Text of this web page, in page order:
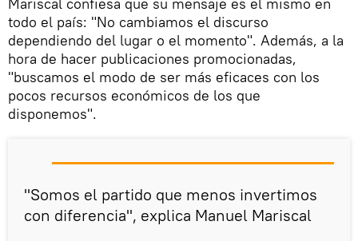
todo el país: "No cambiamos el discurso
dependiendo del lugar o el momento". Además, a la
hora de hacer publicaciones promocionadas,
"buscamos el modo de ser más eficaces con los
pocos recursos económicos de los que
disponemos".
"Somos el partido que menos invertimos
con diferencia", explica Manuel Mariscal